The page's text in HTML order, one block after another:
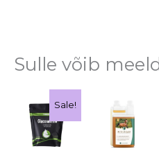
Sulle võib
Sale!
Hinnavahemik:
€29.70
kuni
€41.67
Sellel
tootel